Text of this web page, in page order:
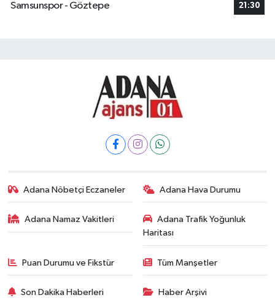
Samsunspor - Göztepe
21:30
Adana Nöbetçi Eczaneler Adana Hava Durumu
Adana Namaz Vakitleri
Adana Trafik Yoğunluk
Haritası
Puan Durumu ve Fikstür Tüm Manşetler
Son Dakika Haberleri Haber Arşivi